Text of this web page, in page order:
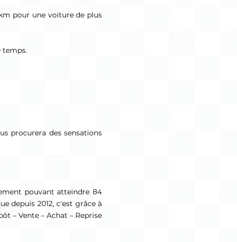
pour une voiture de plus
temps.
procurera des sensations
pouvant atteindre 84
depuis 2012, c'est grâce à
– Vente – Achat – Reprise